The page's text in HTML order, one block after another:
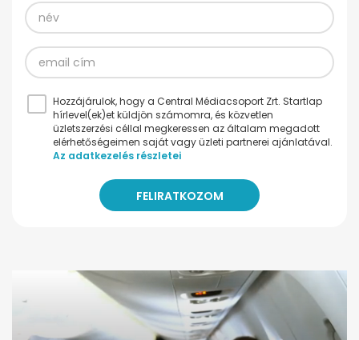
Hozzájárulok, hogy a Central Médiacsoport Zrt. Startlap
hírlevel(ek)et küldjön számomra, és közvetlen
üzletszerzési céllal megkeressen az általam megadott
elérhetőségeimen saját vagy üzleti partnerei ajánlatával.
Az adatkezelés részletei